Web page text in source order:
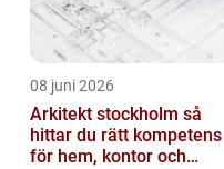
08 juni 2026
Arkitekt stockholm så
hittar du rätt kompetens
för hem, kontor och